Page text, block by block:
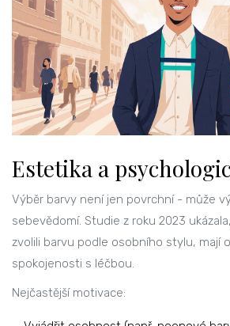
Estetika a
Výběr barvy není jen povrchní - může
sebevědomí. Studie z roku 2023
zvolili barvu podle osobního stylu, mají
spokojenosti s léčbou.
Nejčastější motivace: